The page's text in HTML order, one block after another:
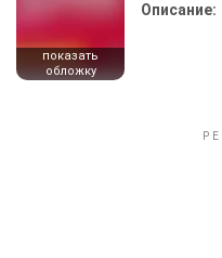
показать
обложку
Описание: